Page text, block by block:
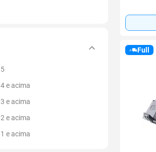
5
4 e acima
3 e acima
2 e acima
1 e acima
Full